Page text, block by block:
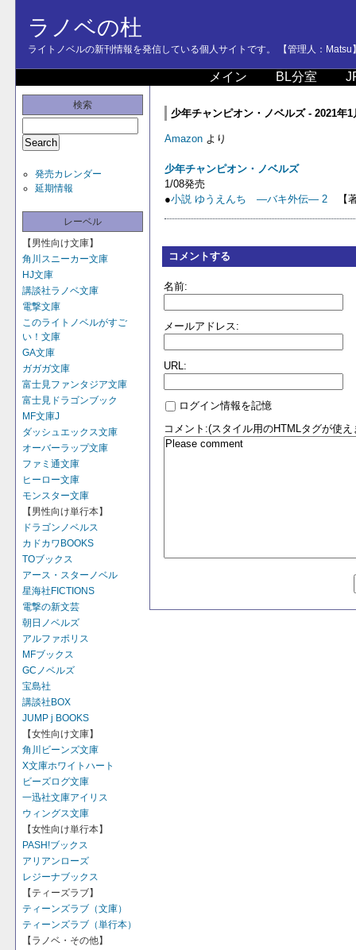
ラノベの杜
ライトノベルの新刊情報を発信している個人サイトです。 【管理人：Matsu
メイン BL分室
検索
発売カレンダー
延期情報
レーベル
【男性向け文庫】
角川スニーカー文庫
HJ文庫
講談社ラノベ文庫
電撃文庫
このライトノベルがすご
い！文庫
GA文庫
ガガガ文庫
富士見ファンタジア文庫
富士見ドラゴンブック
MF文庫J
ダッシュエックス文庫
オーバーラップ文庫
ファミ通文庫
ヒーロー文庫
モンスター文庫
【男性向け単行本】
ドラゴンノベルス
カドカワBOOKS
TOブックス
アース・スターノベル
星海社FICTIONS
電撃の新文芸
朝日ノベルズ
アルファポリス
MFブックス
GCノベルズ
宝島社
講談社BOX
JUMP j BOOKS
【女性向け文庫】
角川ビーンズ文庫
X文庫ホワイトハート
ビーズログ文庫
一迅社文庫アイリス
ウィングス文庫
【女性向け単行本】
PASH!ブックス
アリアンローズ
レジーナブックス
【ティーズラブ】
ティーンズラブ（文庫）
ティーンズラブ（単行本）
【ラノベ・その他】
少年チャンピオン・ノベルズ - 2021年1
Amazon より
少年チャンピオン・ノベルズ
1/08発売
●小説 ゆうえんち ―バキ外伝― 2 【
コメントする
名前:
メールアドレス:
URL:
ログイン情報を記憶
コメント:(スタイル用のHTMLタグが使え